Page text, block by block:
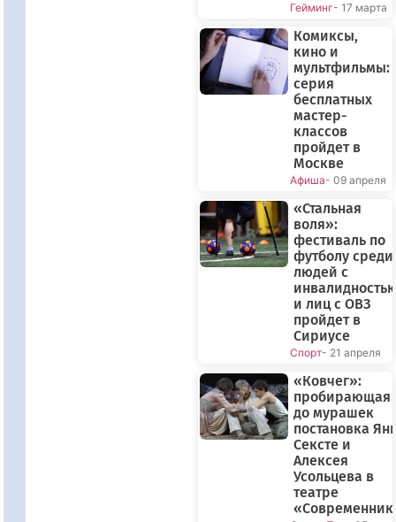
Гейминг- 17 марта
Комиксы,
кино и
мультфильмы:
серия
бесплатных
мастер-
классов
пройдет в
Москве
Афиша- 09 апреля
«Стальная
воля»:
фестиваль по
футболу среди
людей с
и лиц с ОВЗ
пройдет в
Сириусе
Спорт- 21 апреля
«Ковчег»:
пробирающая
до мурашек
постановка
Сексте и
Алексея
Усольцева в
театре